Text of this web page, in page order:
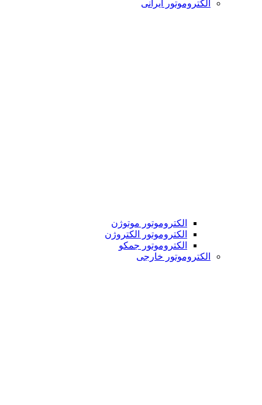
الکتروموتور ایرانی
الکتروموتور موتوژن
الکتروموتور الکتروژن
الکتروموتور جمکو
الکتروموتور خارجی